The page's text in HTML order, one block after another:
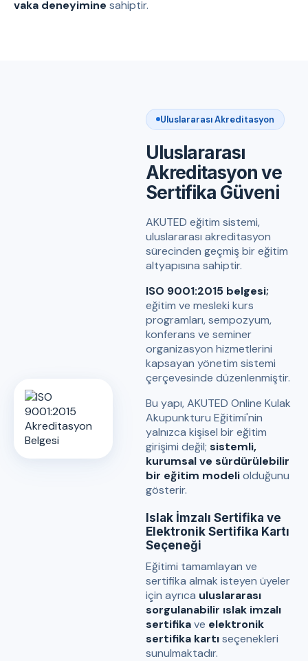
vaka deneyimine sahiptir.
Uluslararası Akreditasyon
Uluslararası
Akreditasyon ve
Sertifika Güveni
AKUTED eğitim sistemi,
uluslararası akreditasyon
sürecinden geçmiş bir eğitim
altyapısına sahiptir.
ISO 9001:2015 belgesi;
eğitim ve mesleki kurs
programları, sempozyum,
konferans ve seminer
organizasyon hizmetlerini
kapsayan yönetim sistemi
çerçevesinde düzenlenmiştir.
Bu yapı, AKUTED Online Kulak
Akupunkturu Eğitimi'nin
yalnızca kişisel bir eğitim
girişimi değil; sistemli,
kurumsal ve sürdürülebilir
bir eğitim modeliolduğunu
gösterir.
Islak İmzalı Sertifika ve
Elektronik Sertifika Kartı
Seçeneği
Eğitimi tamamlayan ve
sertifika almak isteyen üyeler
için ayrıca uluslararası
sorgulanabilir ıslak imzalı
sertifikave elektronik
sertifika kartıseçenekleri
sunulmaktadır.